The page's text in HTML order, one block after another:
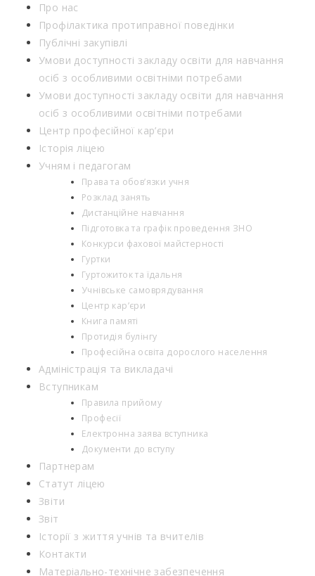
Про нас
Профілактика протиправної поведінки
Публічні закупівлі
Умови доступності закладу освіти для навчання
осіб з особливими освітніми потребами
Умови доступності закладу освіти для навчання
осіб з особливими освітніми потребами
Центр професійної кар’єри
Історія ліцею
Учням і педагогам
Права та обов’язки учня
Розклад занять
Дистанційне навчання
Підготовка та графік проведення ЗНО
Конкурси фахової майстерності
Гуртки
Гуртожиток та їдальня
Учнівське самоврядування
Центр кар’єри
Книга памяті
Протидія булінгу
Професійна освіта дорослого населення
Адміністрація та викладачі
Вступникам
Правила прийому
Професії
Електронна заява вступника
Документи до вступу
Партнерам
Статут ліцею
Звіти
Звіт
Історії з життя учнів та вчителів
Контакти
Матеріально-технічне забезпечення